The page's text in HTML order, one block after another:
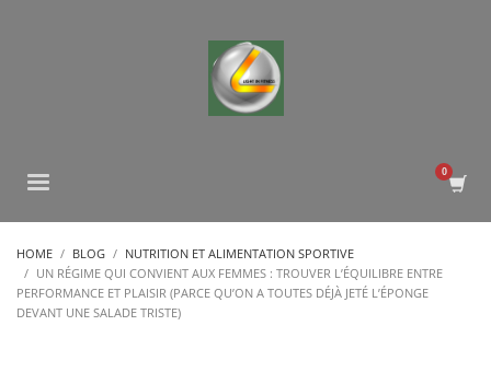
HOME BLOG
NUTRITION ET ALIMENTATION SPORTIVE
UN RÉGIME QUI CONVIENT AUX FEMMES : TROUVER L’ÉQUILIBRE ENTRE
PERFORMANCE ET PLAISIR (PARCE QU’ON A TOUTES DÉJÀ JETÉ L’ÉPONGE
DEVANT UNE SALADE TRISTE)